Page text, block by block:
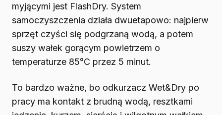
myjącymi jest FlashDry. System
samoczyszczenia działa dwuetapowo: najpierw
sprzęt czyści się podgrzaną wodą, a potem
suszy wałek gorącym powietrzem o
temperaturze 85°C przez 5 minut.
To bardzo ważne, bo odkurzacz Wet&Dry po
pracy ma kontakt z brudną wodą, resztkami